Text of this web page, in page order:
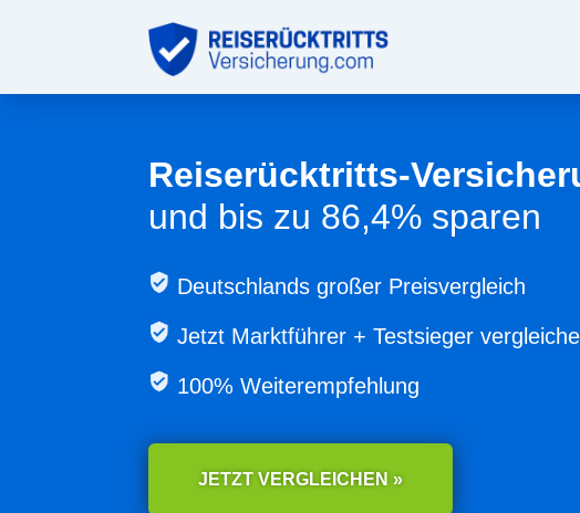
Reiserücktritts-
und bis zu 86,4% sparen
Deutschlands großer Preisvergleich
Jetzt Marktführer + Testsieger
100% Weiterempfehlung
JETZT VERGLEICHEN »